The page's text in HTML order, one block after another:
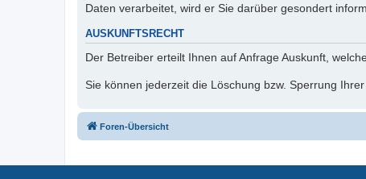
Daten verarbeitet, wird er Sie darüber gesondert
AUSKUNFTSRECHT
Der Betreiber erteilt Ihnen auf Anfrage Auskunft,
Sie können jederzeit die Löschung bzw. Sperrung
Foren-Übersicht